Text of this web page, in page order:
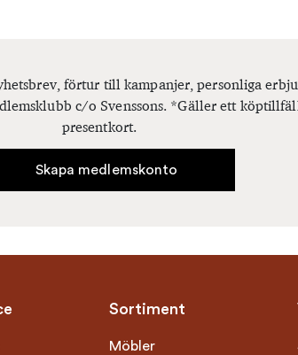
förtur till kampanjer, personliga
c/o Svenssons. *Gäller ett
presentkort.
Skapa medlemskonto
Sortiment
Möbler